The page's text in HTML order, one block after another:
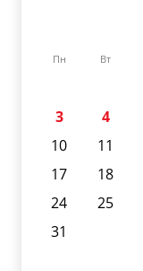
Пн Вт
3
4
10
11
17
18
24
25
31